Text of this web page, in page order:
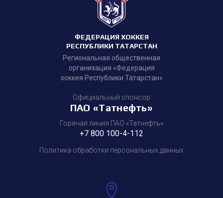
ФЕДЕРАЦИЯ ХОККЕЯ
РЕСПУБЛИКИ ТАТАРСТАН
Региональная общественная
организация «Федерация
хоккея Республики Татарстан»
Официальный спонсор
ПАО «Татнефть»
Горячая линия ПАО «Татнефть»
+7 800 100-4-112
Политика обработки персональных данных